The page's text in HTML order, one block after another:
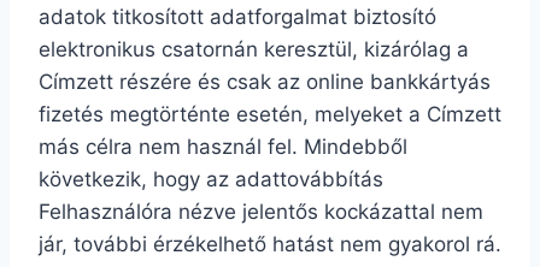
adatok titkosított adatforgalmat biztosító
elektronikus csatornán keresztül, kizárólag a
Címzett részére és csak az online bankkártyás
fizetés megtörténte esetén, melyeket a Címzett
más célra nem használ fel. Mindebből
következik, hogy az adattovábbítás
Felhasználóra nézve jelentős kockázattal nem
jár, további érzékelhető hatást nem gyakorol rá.